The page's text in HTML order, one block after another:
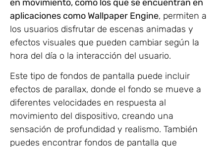
en movimiento, como los que se encuentran en
aplicaciones como Wallpaper Engine, permiten a
los usuarios disfrutar de escenas animadas y
efectos visuales que pueden cambiar según la
hora del día o la interacción del usuario.
Este tipo de fondos de pantalla puede incluir
efectos de parallax, donde el fondo se mueve a
diferentes velocidades en respuesta al
movimiento del dispositivo, creando una
sensación de profundidad y realismo. También
puedes encontrar fondos de pantalla que